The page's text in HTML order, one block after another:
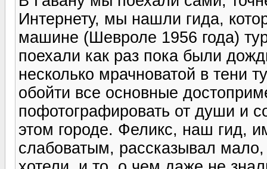
Интернету, мы нашли гида,
машине (Шевроле 1956 года)
поехали как раз пока были
несколько мрачноватой в тени
обойти все основные
пофотографировать от души и
этом городе. Феликс, наш гид,
слабоватым, рассказывал